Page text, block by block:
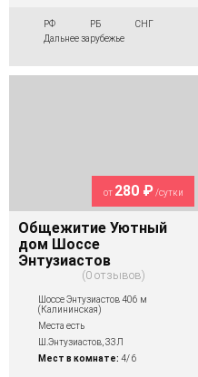
РФ РБ
СНГ
Дальнее зарубежье
от 280 ₽ /сутки
Общежитие Уютный
дом Шоссе
Энтузиастов
0 отзывов
Шоссе Энтузиастов 406 м
(Калининская)
Места есть
Ш.Энтузиастов, 33Л
Мест в комнате: 4/ 6